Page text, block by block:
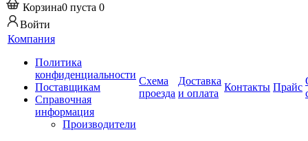
Корзина0 пуста 0
Войти
Компания
Политика
конфиденциальности
Поставщикам
Справочная
информация
Производители
Схема
проезда
Доставка
и оплата
Контакты Прайс